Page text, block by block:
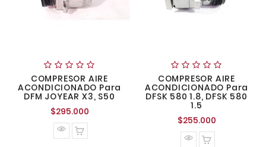
COMPRESOR AIRE
ACONDICIONADO Para
DFM JOYEAR X3, S50
$295.000Precio
COMPRESOR AIRE
ACONDICIONADO Para
DFSK 580 1.8, DFSK 580
1.5
$255.000Precio